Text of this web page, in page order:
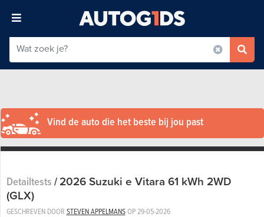
Vind de auto die het beste bij jou past
Detailtests/2026 Suzuki e Vitara 61 kWh 2WD
(GLX)
GESCHREVEN DOOR STEVEN APPELMANSOP 29-05-2026